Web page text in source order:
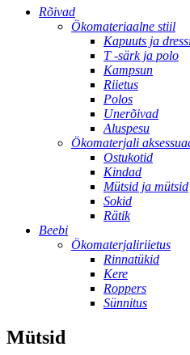
Rõivad
Ökomateriaalne stiil
Kapuuts ja
T -särk ja polo
Kampsun
Riietus
Polos
Unerõivad
Aluspesu
Ökomaterjali
Ostukotid
Kindad
Mütsid ja mütsid
Sokid
Rätik
Beebi
Ökomaterjaliriietus
Rinnatükid
Kere
Roppers
Sünnitus
Mütsid